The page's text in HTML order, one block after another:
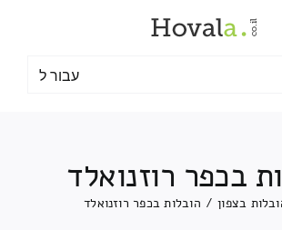
עבור ל
בכפר רוזנואלד
בצפון / הובלות בכפר רוזנואלד